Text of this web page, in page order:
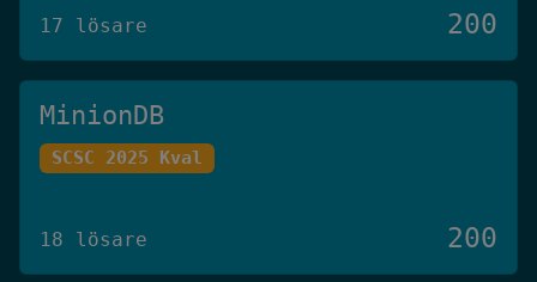
17 lösare 200
MinionDB
SCSC 2025 Kval
18 lösare 200